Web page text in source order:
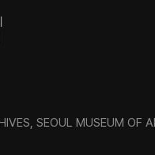
SEOUL MUSEUM OF